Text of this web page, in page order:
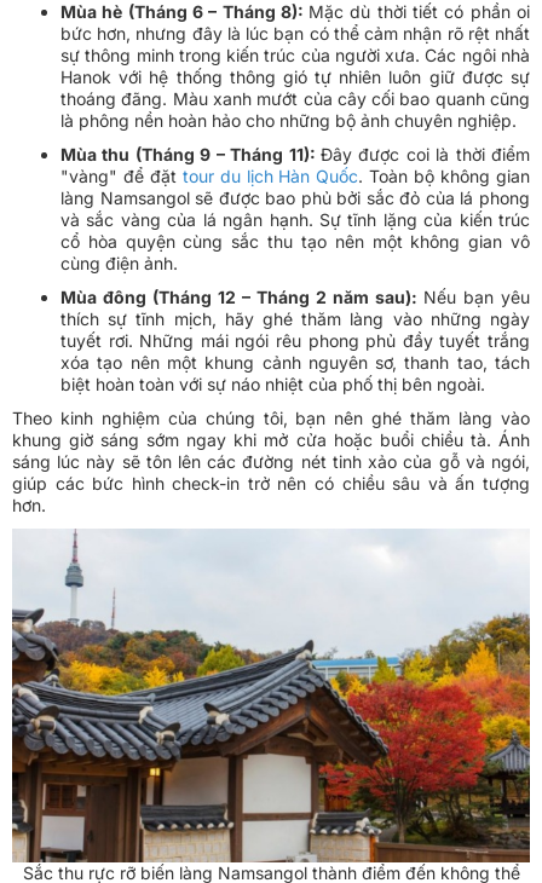
Mùa hè (Tháng 6 – Tháng 8): Mặc dù thời tiết có phần oi
bức hơn, nhưng đây là lúc bạn có thể cảm nhận rõ rệt nhất
sự thông minh trong kiến trúc của người xưa. Các ngôi nhà
Hanok với hệ thống thông gió tự nhiên luôn giữ được sự
thoáng đãng. Màu xanh mướt của cây cối bao quanh cũng
là phông nền hoàn hảo cho những bộ ảnh chuyên nghiệp.
Mùa thu (Tháng 9 – Tháng 11): Đây được coi là thời điểm
"vàng" để đặt tour du lịch Hàn Quốc. Toàn bộ không gian
làng Namsangol sẽ được bao phủ bởi sắc đỏ của lá phong
và sắc vàng của lá ngân hạnh. Sự tĩnh lặng của kiến trúc
cổ hòa quyện cùng sắc thu tạo nên một không gian vô
cùng điện ảnh.
Mùa đông (Tháng 12 – Tháng 2 năm sau): Nếu bạn yêu
thích sự tĩnh mịch, hãy ghé thăm làng vào những ngày
tuyết rơi. Những mái ngói rêu phong phủ đầy tuyết trắng
xóa tạo nên một khung cảnh nguyên sơ, thanh tao, tách
biệt hoàn toàn với sự náo nhiệt của phố thị bên ngoài.
Theo kinh nghiệm của chúng tôi, bạn nên ghé thăm làng vào
khung giờ sáng sớm ngay khi mở cửa hoặc buổi chiều tà. Ánh
sáng lúc này sẽ tôn lên các đường nét tinh xảo của gỗ và ngói,
giúp các bức hình check-in trở nên có chiều sâu và ấn tượng
hơn.
Sắc thu rực rỡ biến làng Namsangol thành điểm đến không thể